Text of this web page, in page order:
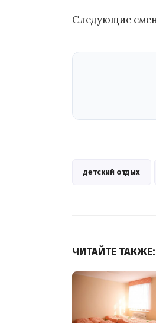
Следующие
детский отдых
ЧИТАЙТЕ ТАКЖЕ: